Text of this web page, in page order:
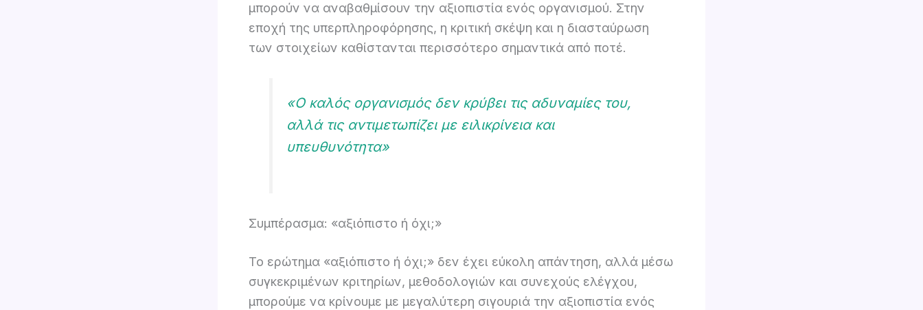
μπορούν να αναβαθμίσουν την αξιοπιστία ενός οργανισμού. Στην
εποχή της υπερπληροφόρησης, η κριτική σκέψη και η διασταύρωση
των στοιχείων καθίστανται περισσότερο σημαντικά από ποτέ.
«Ο καλός οργανισμός δεν κρύβει τις αδυναμίες του,
αλλά τις αντιμετωπίζει με ειλικρίνεια και
υπευθυνότητα»
Συμπέρασμα: «αξιόπιστο ή όχι;»
Το ερώτημα «αξιόπιστο ή όχι;» δεν έχει εύκολη απάντηση, αλλά μέσω
συγκεκριμένων κριτηρίων, μεθοδολογιών και συνεχούς ελέγχου,
μπορούμε να κρίνουμε με μεγαλύτερη σιγουριά την αξιοπιστία ενός